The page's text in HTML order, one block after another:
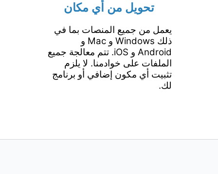
تحويل من أي مكان
يعمل من جميع المنصات بما في
ذلك Windows و Mac و
Android و iOS. تتم معالجة جميع
الملفات على خوادمنا. لا يلزم
تثبيت أي مكون إضافي أو برنامج
لك.